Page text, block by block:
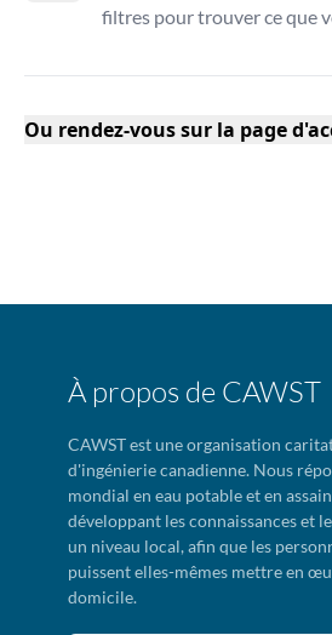
filtres pour trouver ce que
Ou rendez-vous sur la page
À propos de CAWST
CAWST est une organisation
d'ingénierie canadienne. Nous
mondial en eau potable et en
développant les connaissances et
un niveau local, afin que les
puissent elles-mêmes mettre en
domicile.